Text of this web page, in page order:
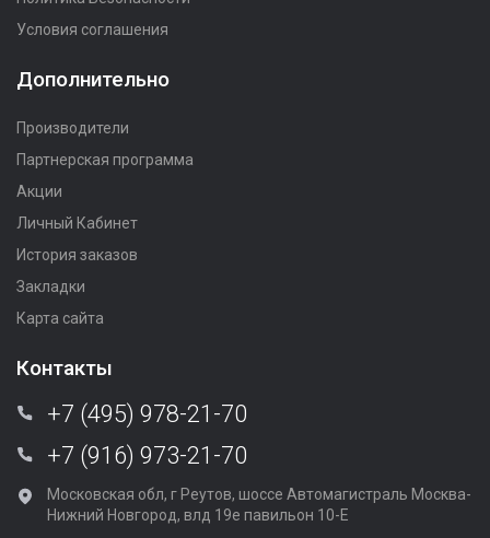
Условия соглашения
Дополнительно
Производители
Партнерская программа
Акции
Личный Кабинет
История заказов
Закладки
Карта сайта
Контакты
+7 (495) 978-21-70
+7 (916) 973-21-70
Московская обл, г Реутов, шоссе Автомагистраль Москва-
Нижний Новгород, влд 19е павильон 10-Е